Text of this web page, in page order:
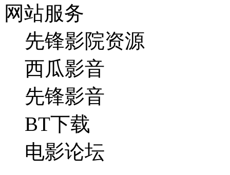
网站服务
先锋影院资源
西瓜影音
先锋影音
BT下载
电影论坛